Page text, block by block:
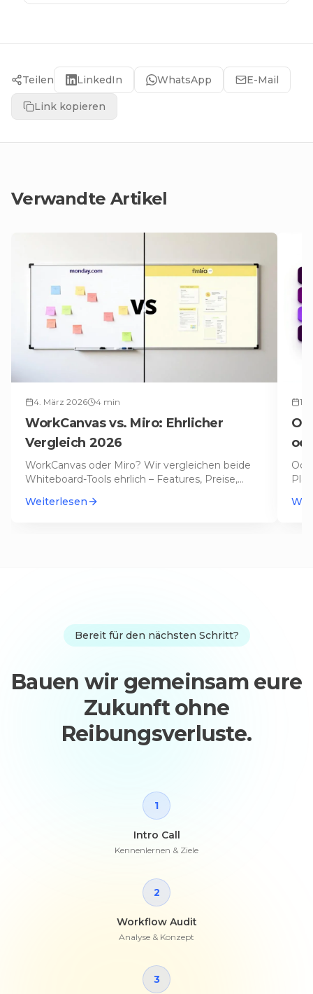
Teilen LinkedIn WhatsApp E-Mail
Link kopieren
Verwandte Artikel
4. März 2026 4 min
WorkCanvas vs. Miro: Ehrlicher
Vergleich 2026
WorkCanvas oder Miro? Wir vergleichen beide
Whiteboard-Tools ehrlich – Features, Preise,
Weiterlesen
Bereit für den nächsten Schritt?
Bauen wir gemeinsam eure
Zukunft ohne
Reibungsverluste.
1
Intro Call
Kennenlernen & Ziele
2
Workflow Audit
Analyse & Konzept
3